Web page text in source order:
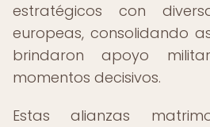
estratégicos con
europeas, consolidando
brindaron apoyo
momentos decisivos.
Estas alianzas